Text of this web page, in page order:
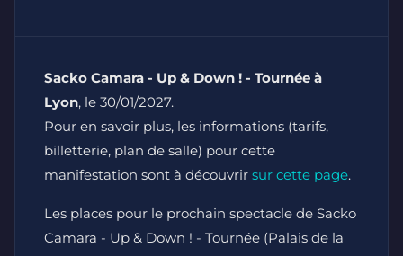
Sacko Camara - Up & Down ! - Tournée à
Lyon, le 30/01/2027.
Pour en savoir plus, les informations (tarifs,
billetterie, plan de salle) pour cette
manifestation sont à découvrir sur cette page.
Les places pour le prochain spectacle de Sacko
Camara - Up & Down ! - Tournée (Palais de la